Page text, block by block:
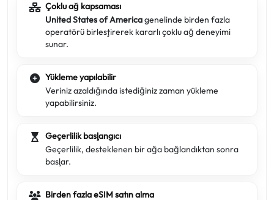
Çoklu ağ kapsaması
United States of Americagenelinde birden fazla
operatörü birleştirerek kararlı çoklu ağ deneyimi
sunar.
Yükleme yapılabilir
Veriniz azaldığında istediğiniz zaman yükleme
yapabilirsiniz.
Geçerlilik başlangıcı
Geçerlilik, desteklenen bir ağa bağlandıktan sonra
başlar.
Birden fazla eSIM satın alma